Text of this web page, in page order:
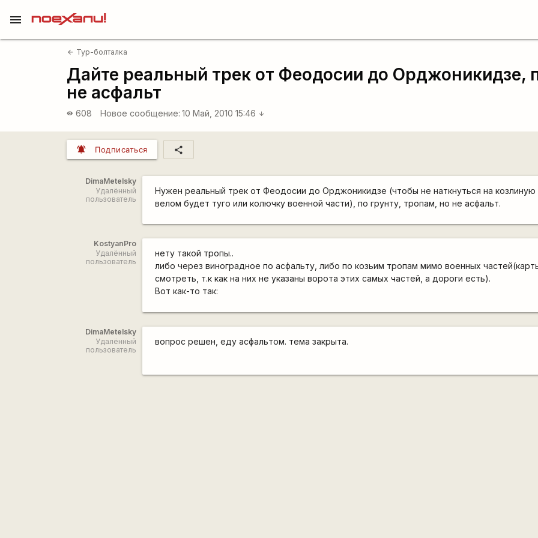
menu
arrow_back Тур-болталка
Дайте реальный трек от Феодосии до Орджоникидзе,
не асфальт
visibility 608 Новое сообщение: 10 Май, 2010 15:46 arrow_downward
notifications_active Подписаться share
DimaMetelsky
Удалённый
пользователь
Нужен реальный трек от Феодосии до Орджоникидзе (чтобы не наткнуться на козлиную
велом будет туго или колючку военной части), по грунту, тропам, но не асфальт.
KostyanPro
Удалённый
пользователь
нету такой тропы..
либо через виноградное по асфальту, либо по козьим тропам мимо военных
смотреть, т.к как на них не указаны ворота этих самых частей, а дороги есть).
Вот как-то так:
DimaMetelsky
Удалённый
пользователь
вопрос решен, еду асфальтом. тема закрыта.